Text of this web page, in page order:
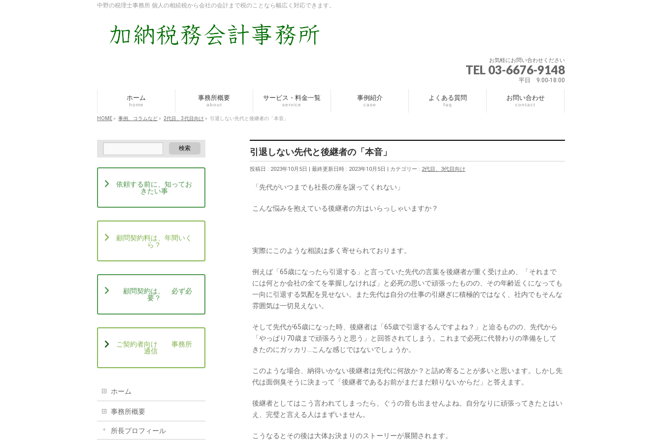
中野の税理士事務所 個人の相続税から会社の会計まで税のことなら幅広く対応できます。
お気軽にお問い合わせください
TEL 03-6676-9148
平日 9:00-18:00
ホーム
home
事務所概要
about
サービス・料金一覧
service
事例紹介
case
よくある質問
faq
お問い合わせ
contact
HOME » 事例、コラムなど » 2代目、3代目向け » 引退しない先代と後継者の「本音」
引退しない先代と後継者の「本音」
投稿日 : 2023年10月5日 最終更新日時 : 2023年10月5日 カテゴリー : 2代目、3代目向け
「先代がいつまでも社長の座を譲ってくれない」
こんな悩みを抱えている後継者の方はいらっしゃいますか？
実際にこのような相談は多く寄せられております。
例えば「65歳になったら引退する」と言っていた先代の言葉を後継者が重く受け止め、「それまで
には何とか会社の全てを掌握しなければ」と必死の思いで頑張ったものの、その年齢近くになっても
一向に引退する気配を見せない。また先代は自分の仕事の引継ぎに積極的ではなく、社内でもそんな
雰囲気は一切見えない。
そして先代が65歳になった時、後継者は「65歳で引退するんですよね？」と迫るものの、先代から
「やっぱり70歳まで頑張ろうと思う」と回答されてしまう。これまで必死に代替わりの準備をして
きたのにガッカリ…こんな感じではないでしょうか。
このような場合、納得いかない後継者は先代に何故か？と詰め寄ることが多いと思います。しかし先
代は面倒臭そうに決まって「後継者であるお前がまだまだ頼りないからだ」と答えます。
後継者としてはこう言われてしまったら、ぐうの音も出ませんよね。自分なりに頑張ってきたとはい
え、完璧と言える人はまずいません。
こうなるとその後は大体お決まりのストーリーが展開されます。
依頼する前に、知ってお
きたい事
顧問契約料は、年間いく
ら？
顧問契約は、 必ず必
要？
ご契約者向け 事務所
通信
ホーム
事務所概要
所長プロフィール